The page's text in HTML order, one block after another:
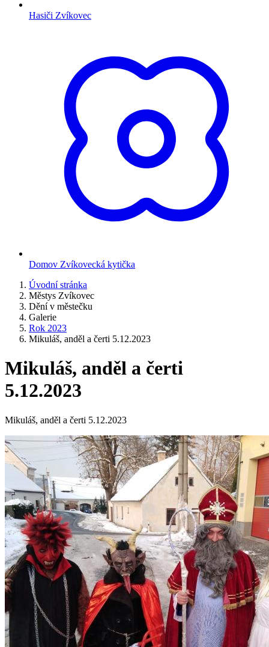
Hasiči Zvíkovec
Domov Zvíkovecká kytička
Úvodní stránka
Městys Zvíkovec
Dění v městečku
Galerie
Rok 2023
Mikuláš, anděl a čerti 5.12.2023
Mikuláš, anděl a čerti
5.12.2023
Mikuláš, anděl a čerti 5.12.2023